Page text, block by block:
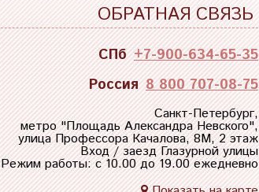
ОБРАТНАЯ СВЯЗЬ
СПб +7-900-634-65-35
Россия 8 800 707-08-75
Санкт-Петербург,
метро "Площадь Александра Невского",
улица Профессора Качалова, 8М, 2 этаж
Вход / заезд Глазурной улицы
Режим работы: с 10.00 до 19.00 ежедневно